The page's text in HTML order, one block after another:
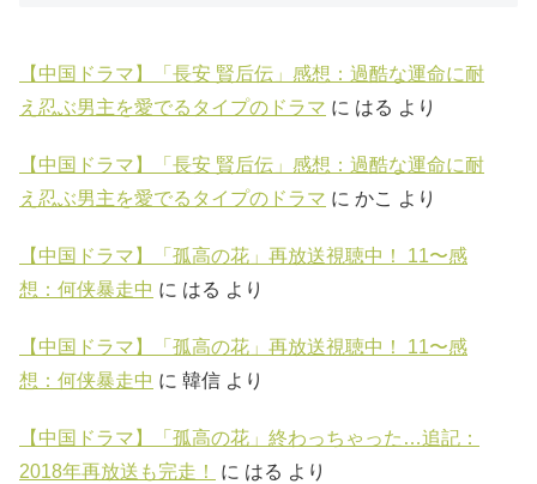
【中国ドラマ】「長安 賢后伝」感想：過酷な運命に耐
え忍ぶ男主を愛でるタイプのドラマ に はる より
【中国ドラマ】「長安 賢后伝」感想：過酷な運命に耐
え忍ぶ男主を愛でるタイプのドラマ に かこ より
【中国ドラマ】「孤高の花」再放送視聴中！ 11〜感
想：何侠暴走中 に はる より
【中国ドラマ】「孤高の花」再放送視聴中！ 11〜感
想：何侠暴走中 に 韓信 より
【中国ドラマ】「孤高の花」終わっちゃった…追記：
2018年再放送も完走！
に はる より